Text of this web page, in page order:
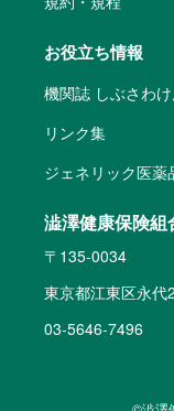
お役立ち情報
機関誌 しぶさわ
リンク集
ジェネリック医薬
澁澤健康保険組
〒135-0034
東京都江東区永代
03-5646-7496